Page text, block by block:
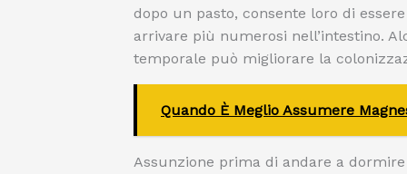
dopo un pasto, consente loro di
arrivare più numerosi nell’intestino.
temporale può migliorare la
Quando È Meglio Assumere
Assunzione prima di andare a dormire